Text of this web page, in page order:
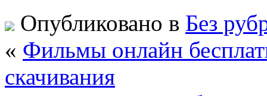
Опубликовано в Без
« Фильмы онлайн
скачивания